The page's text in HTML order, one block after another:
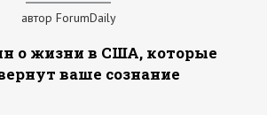
автор ForumDaily
о жизни в США, которые
ваше сознание